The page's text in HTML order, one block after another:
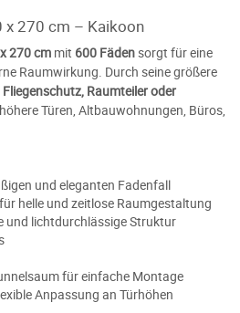
x 270 cm – Kaikoon
270 cm mit 600 Fädensorgt für eine
Raumwirkung. Durch seine größere
Fliegenschutz, Raumteiler oder
Türen, Altbauwohnungen, Büros,
und eleganten Fadenfall
helle und zeitlose Raumgestaltung
und lichtdurchlässige Struktur
für einfache Montage
Anpassung an Türhöhen